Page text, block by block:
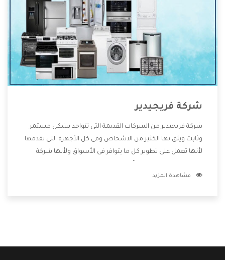
شركة فريجيدير
شركة فريجيدير من الشركات القديمة التى تتواجد بشكل مستمر
وثابت ويثق بها الكثير من الاشخاص وفى كل الأجهزة التى تقدمها
لأنها تعمل على تطوير كل ما يتوافر فى الأسواق ولأنها شركة
وتقدم للعملاء أقوى العروض والخصومات التى تسهل على
مشاهدة المزيد